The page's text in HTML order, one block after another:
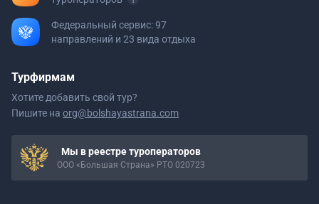
Федеральный сервис: 97
направлений и 23 вида отдыха
Турфирмам
Хотите добавить свой тур?
Пишите на org@bolshayastrana.com
Мы в реестре туроператоров
ООО «Большая Страна» РТО 020723